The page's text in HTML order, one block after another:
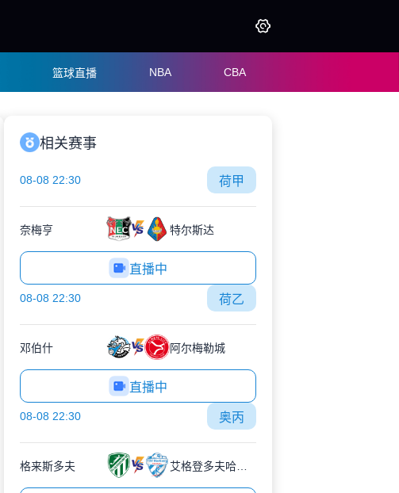
篮球直播 NBA CBA
相关赛事
08-08 22:30 荷甲
奈梅亨 特尔斯达
直播中
08-08 22:30 荷乙
邓伯什 阿尔梅勒城
直播中
08-08 22:30 奥丙
格来斯多夫 艾格登多夫哈特伯格